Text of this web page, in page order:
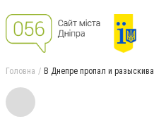
Головна В Днепре пропал и